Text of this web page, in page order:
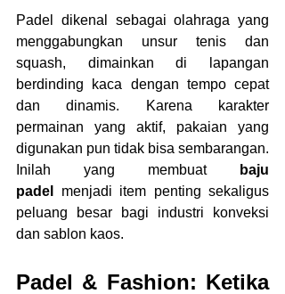
Padel dikenal sebagai olahraga yang
menggabungkan unsur tenis dan
squash, dimainkan di lapangan
berdinding kaca dengan tempo cepat
dan dinamis. Karena karakter
permainan yang aktif, pakaian yang
digunakan pun tidak bisa sembarangan.
Inilah yang membuat
baju
padel
menjadi item penting sekaligus
peluang besar bagi industri konveksi
dan sablon kaos.
Padel & Fashion: Ketika